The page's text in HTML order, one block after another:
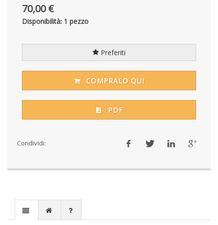
70,00 €
Disponibilità: 1 pezzo
Preferiti
COMPRALO QUI
PDF
Condividi: